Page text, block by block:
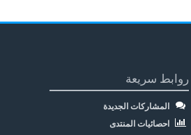
روابط سريعة
المشاركات الجديدة
احصائيات المنتدى